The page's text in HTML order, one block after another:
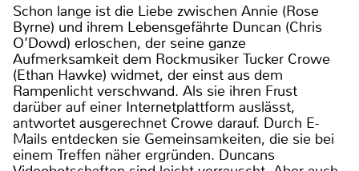
Schon lange ist die Liebe zwischen Annie (Rose
Byrne) und ihrem Lebensgefährte Duncan (Chris
O’Dowd) erloschen, der seine ganze
Aufmerksamkeit dem Rockmusiker Tucker Crowe
(Ethan Hawke) widmet, der einst aus dem
Rampenlicht verschwand. Als sie ihren Frust
darüber auf einer Internetplattform auslässt,
antwortet ausgerechnet Crowe darauf. Durch E-
Mails entdecken sie Gemeinsamkeiten, die sie bei
einem Treffen näher ergründen. Duncans